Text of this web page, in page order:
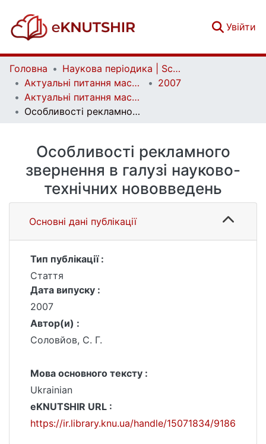
Увійти
Головна
Наукова періодика | Scientific periodicals
Актуальні питання масової комунікації | Current Issues of Mass Communication
2007
Актуальні питання масової комунікації. Випуск 8
Особливості рекламного звернення в галузі науково-технічних нововведень
Особливості рекламного
звернення в галузі науково-
технічних нововведень
Основні дані публікації
Тип публікації :
Стаття
Дата випуску :
2007
Автор(и) :
Соловйов, С. Г.
Мова основного тексту :
Ukrainian
eKNUTSHIR URL :
https://ir.library.knu.ua/handle/15071834/9186